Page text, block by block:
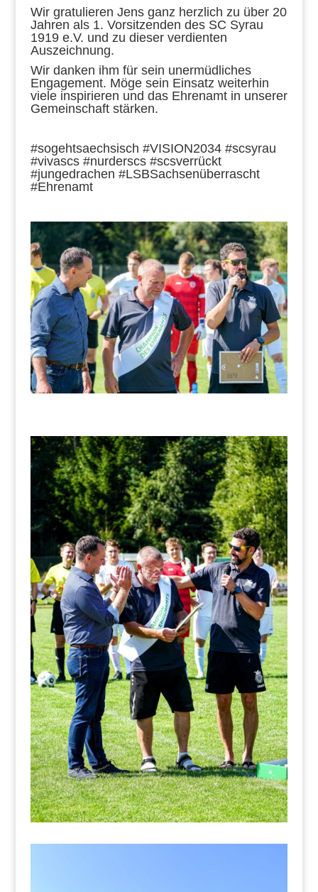
Wir gratulieren Jens ganz herzlich zu über 20
Jahren als 1. Vorsitzenden des SC Syrau
1919 e.V. und zu dieser verdienten
Auszeichnung.
Wir danken ihm für sein unermüdliches
Engagement. Möge sein Einsatz weiterhin
viele inspirieren und das Ehrenamt in unserer
Gemeinschaft stärken.
#sogehtsaechsisch #VISION2034 #scsyrau
#vivascs #nurderscs #scsverrückt
#jungedrachen #LSBSachsenüberrascht
#Ehrenamt